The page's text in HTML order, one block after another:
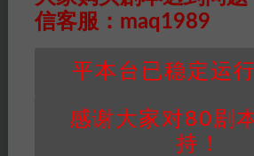
用于商业用途!任何人访问、浏
未购买，即代表已阅读本声明
版权归属：本站提供的任何剧
件通知并提供相关证实资料至
448271243@qq.com，如若情
信客服：maq1989
平本台已稳定运
感谢大家对80剧
持！